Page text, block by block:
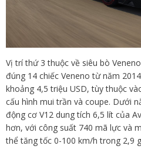
Vị trí thứ 3 thuộc về siêu bò
đúng 14 chiếc Veneno từ năm
khoảng 4,5 triệu USD, tùy thuộc
cấu hình mui trần và coupe. Dưới
động cơ V12 dung tích 6,5 lít của
hơn, với công suất 740 mã lực và
thể tăng tốc 0-100 km/h trong 2,9